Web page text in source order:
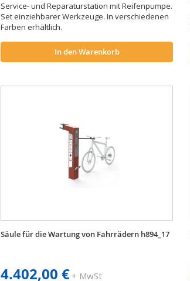
Service- und Reparaturstation mit Reifenpumpe.
Set einziehbarer Werkzeuge. In verschiedenen
Farben erhältlich.
In den Warenkorb
Säule für die Wartung von Fahrrädern h894_17
4.402,00 €+ MwSt